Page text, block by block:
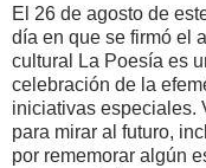
El 26 de agosto de
día en que se firmó el
cultural La Poesía es
celebración de la
iniciativas especiales.
para mirar al futuro,
por rememorar algún